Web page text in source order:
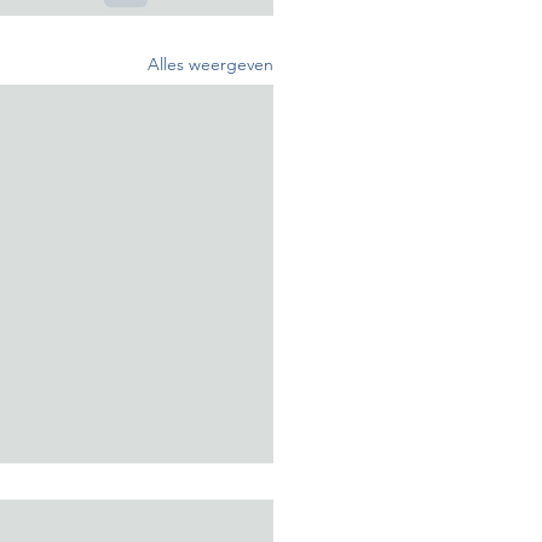
Alles weergeven